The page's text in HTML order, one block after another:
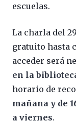
escuelas.
La charla del
gratuito hasta
acceder será
en la
horario de
mañana y de
a viernes.